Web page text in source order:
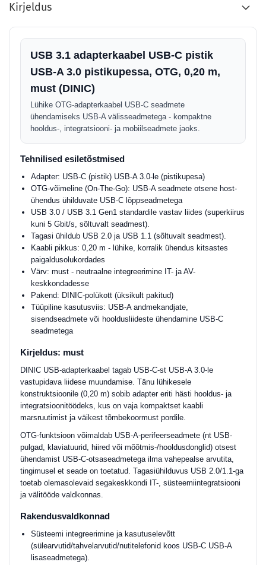
Kirjeldus
USB 3.1 adapterkaabel USB-C pistik
USB-A 3.0 pistikupessa, OTG, 0,20 m,
must (DINIC)
Lühike OTG-adapterkaabel USB-C seadmete
ühendamiseks USB-A välisseadmetega - kompaktne
hooldus-, integratsiooni- ja mobiilseadmete jaoks.
Tehnilised esiletõstmised
Adapter: USB-C (pistik) USB-A 3.0-le (pistikupesa)
OTG-võimeline (On-The-Go): USB-A seadmete otsene host-
ühendus ühilduvate USB-C lõppseadmetega
USB 3.0 / USB 3.1 Gen1 standardile vastav liides (superkiirus
kuni 5 Gbit/s, sõltuvalt seadmest).
Tagasi ühildub USB 2.0 ja USB 1.1 (sõltuvalt seadmest).
Kaabli pikkus: 0,20 m - lühike, korralik ühendus kitsastes
paigaldusolukordades
Värv: must - neutraalne integreerimine IT- ja AV-
keskkondadesse
Pakend: DINIC-polükott (üksikult pakitud)
Tüüpiline kasutusviis: USB-A andmekandjate,
sisendseadmete või hooldusliideste ühendamine USB-C
seadmetega
Kirjeldus: must
DINIC USB-adapterkaabel tagab USB-C-st USB-A 3.0-le
vastupidava liidese muundamise. Tänu lühikesele
konstruktsioonile (0,20 m) sobib adapter eriti hästi hooldus- ja
integratsioonitöödeks, kus on vaja kompaktset kaabli
marsruutimist ja väikest tõmbekoormust pordile.
OTG-funktsioon võimaldab USB-A-perifeerseadmete (nt USB-
pulgad, klaviatuurid, hiired või mõõtmis-/hooldusdonglid) otsest
ühendamist USB-C-otsaseadmetega ilma vahepealse arvutita,
tingimusel et seade on toetatud. Tagasiühilduvus USB 2.0/1.1-ga
toetab olemasolevaid segakeskkondi IT-, süsteemiintegratsiooni
ja välitööde valdkonnas.
Rakendusvaldkonnad
Süsteemi integreerimine ja kasutuselevõtt
(sülearvutid/tahvelarvutid/nutitelefonid koos USB-C USB-A
lisaseadmetega).